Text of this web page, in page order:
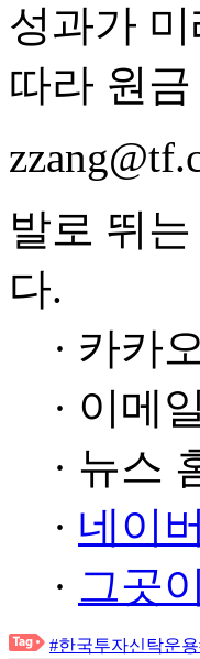
성과가
따라 원
발로 뛰
다.
· 카카
· 이메
· 뉴스
· 네이
· 그곳
#한국투자신탁운용